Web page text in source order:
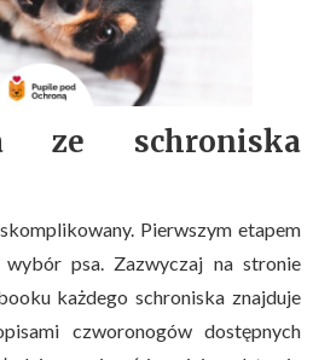
ze schroniska
Pierwszym etapem
psa. Zazwyczaj na stronie
każdego schroniska znajduje
czworonogów dostępnych